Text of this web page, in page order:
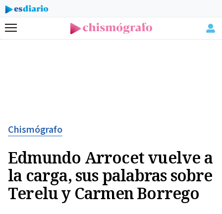
Menú
Chismógrafo
Edmundo Arrocet vuelve a
la carga, sus palabras sobre
Terelu y Carmen Borrego